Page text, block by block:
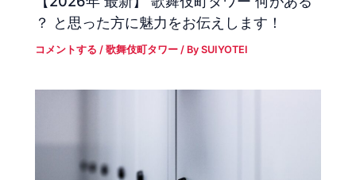
？ と思った方に魅力をお伝えします！
コメントする /歌舞伎町タワー / BySUIYOTEI